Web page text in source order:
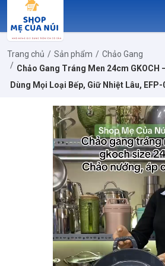
Trang chủ Sản phẩm
Chảo Gang
Chảo Gang Tráng Men 24cm GKOCH
Dùng Mọi Loại Bếp, Giữ Nhiệt Lâu, EFP-